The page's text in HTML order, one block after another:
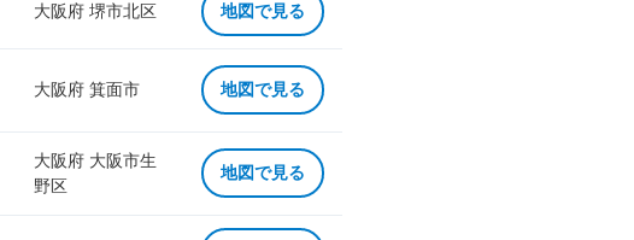
大阪府 堺市北区 地図で見る
大阪府 箕面市 地図で見る
大阪府 大阪市生
野区
地図で見る